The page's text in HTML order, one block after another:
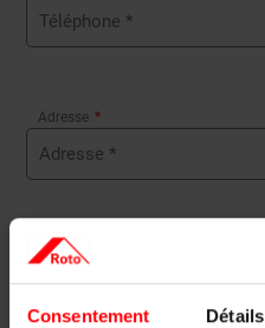
Consentement Détails
Adresse *
Code postal